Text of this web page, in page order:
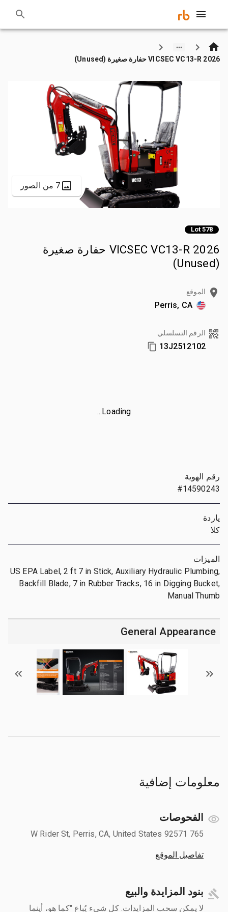
2026 VICSEC VC13-R حفارة صغيرة (Unused)
7 من الصور
Lot 578
2026 VICSEC VC13-R حفارة صغيرة
(Unused)
الموقع
Perris, CA
الرقم التسلسلي
13J2512102
Loading...
رقم الهوية
#14590243
ياردة
كلا
الميزات
US EPA Label, 2 ft 7 in Stick, Auxiliary Hydraulic Plumbing,
Backfill Blade, 7 in Rubber Tracks, 16 in Digging Bucket,
Manual Thumb
General Appearance
معلومات إضافية
الفحوصات
765 W Rider St, Perris, CA, United States 92571
تفاصيل الموقع
بنود المزايدة والبيع
لا يمكن سحب المزايدات. كل شيء يُباع "كما هو، أينما